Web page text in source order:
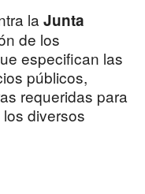
la Junta
de los
especifican las
públicos,
requeridas para
diversos